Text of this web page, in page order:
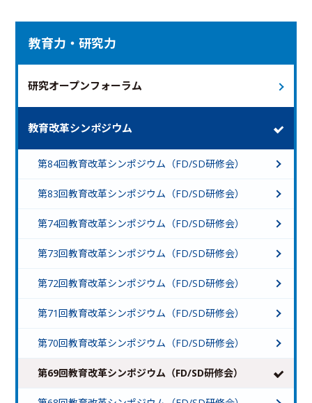
教育力・研究力
研究オープンフォーラム
教育改革シンポジウム
第84回教育改革シンポジウム（FD/SD研修会）
第83回教育改革シンポジウム（FD/SD研修会）
第74回教育改革シンポジウム（FD/SD研修会）
第73回教育改革シンポジウム（FD/SD研修会）
第72回教育改革シンポジウム（FD/SD研修会）
第71回教育改革シンポジウム（FD/SD研修会）
第70回教育改革シンポジウム（FD/SD研修会）
第69回教育改革シンポジウム（FD/SD研修会）